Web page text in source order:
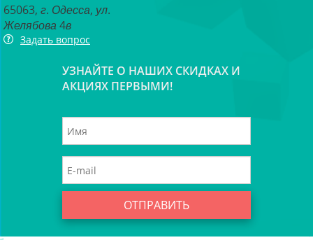
65063, г. Одесса, ул.
Желябова 4в
Задать вопрос
УЗНАЙТЕ О НАШИХ СКИДКАХ И
АКЦИЯХ ПЕРВЫМИ!
ОТПРАВИТЬ